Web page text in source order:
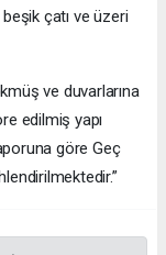
çatı ve üzeri
ve duvarlarına
edilmiş yapı
göre Geç